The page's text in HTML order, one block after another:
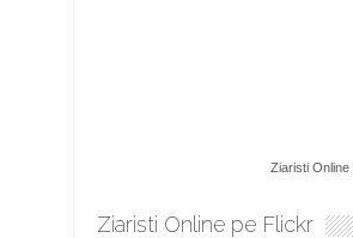
Ziaristi Online
Ziaristi Online pe Flickr